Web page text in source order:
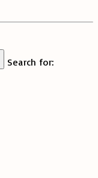
Search for: